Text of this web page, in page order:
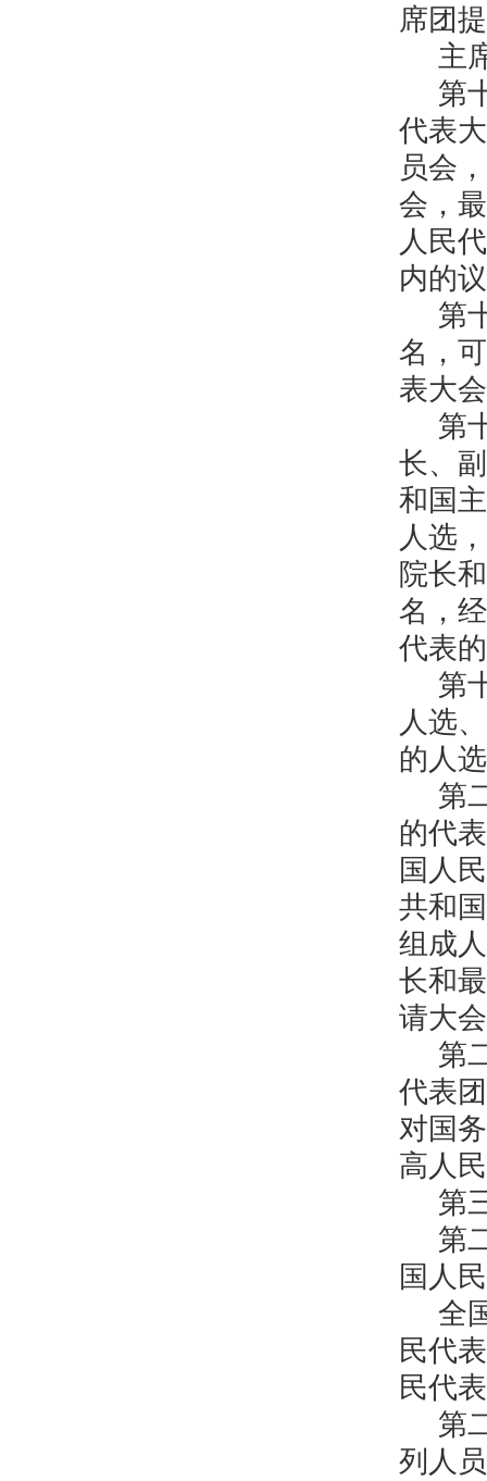
席团
主
第
代表
员会
会，
人民
内的
第
名，
表大
第
长、
和国
人选
院长
名，
代表
第
人选
的人
第
的代
国人
共和
组成
长和
请大
第
代表
对国
高人
第
第
国人
全
民代
民代
第
列人